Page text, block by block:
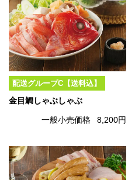
配送グループC【送料込】
金目鯛しゃぶしゃぶ
一般小売価格 8,200円